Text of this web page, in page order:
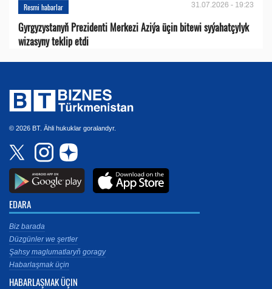
Resmi habarlar 31.07.2026 - 19:23
Gyrgyzystanyň Prezidenti Merkezi Aziýa üçin bitewi syýahatçylyk
wizasyny teklip etdi
© 2026 BT. Ähli hukuklar goralandyr.
EDARA
Biz barada
Düzgünler we şertler
Şahsy maglumatlaryň goragy
Habarlaşmak üçin
HABARLAŞMAK ÜÇIN